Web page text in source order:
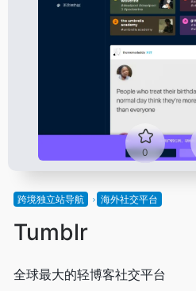
0
跨境独立站导航 海外社交平台
Tumblr
全球最大的轻博客社交平台